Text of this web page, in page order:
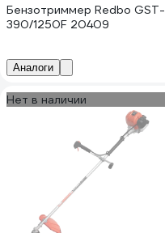
Бензотриммер Redbo GST-
390/1250F 20409
Аналоги
Нет в наличии